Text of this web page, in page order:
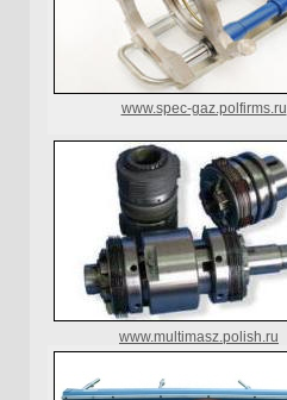
www.spec-gaz.polfirms.ru
www.multimasz.polish.ru